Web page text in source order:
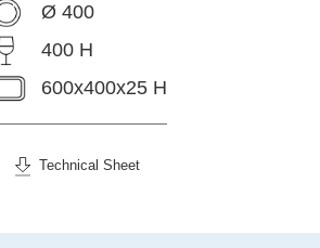
Ø 400
400 H
600x400x25 H
Technical Sheet